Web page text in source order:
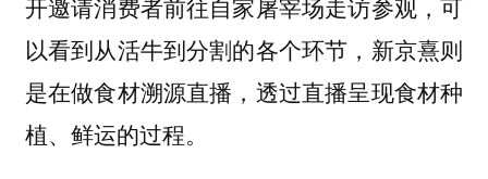
开邀请消费者前往自家屠宰场走访参观，可
以看到从活牛到分割的各个环节，新京熹则
是在做食材溯源直播，透过直播呈现食材种
植、鲜运的过程。